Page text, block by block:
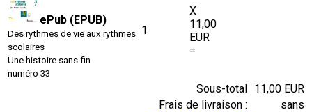
ePub (EPUB)
Des rythmes de vie aux rythmes
scolaires
Une histoire sans fin
numéro 33
1
X
11,00
EUR
=
Sous-total 11,00 EUR
Frais de livraison :
sans